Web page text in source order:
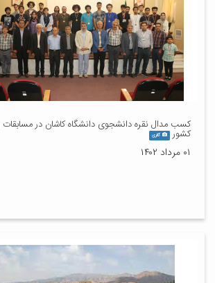
کسب مدال نقره دانشجوی دانشگاه کاشان در
کشور گالری
۰۱ مرداد ۱۴۰۲